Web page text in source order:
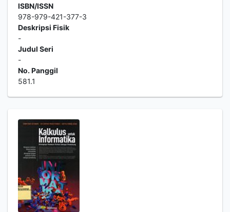
ISBN/ISSN
978-979-421-377-3
Deskripsi Fisik
-
Judul Seri
-
No. Panggil
581.1